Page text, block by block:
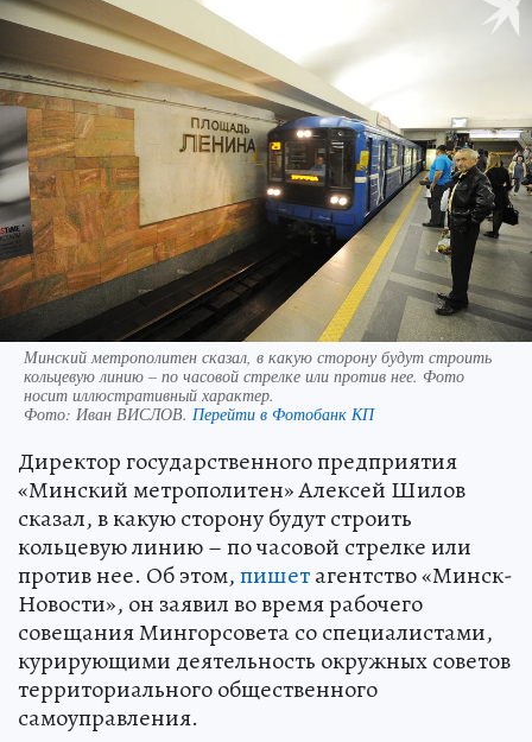
Минский метрополитен сказал, в какую сторону будут строить
кольцевую линию – по часовой стрелке или против нее. Фото
носит иллюстративный характер.
Фото: Иван ВИСЛОВ. Перейти в Фотобанк КП
Директор государственного предприятия
«Минский метрополитен» Алексей Шилов
сказал, в какую сторону будут строить
кольцевую линию – по часовой стрелке или
против нее. Об этом,пишетагентство «Минск-
Новости», он заявил во время рабочего
совещания Мингорсовета со специалистами,
курирующими деятельность окружных советов
территориального общественного
самоуправления.